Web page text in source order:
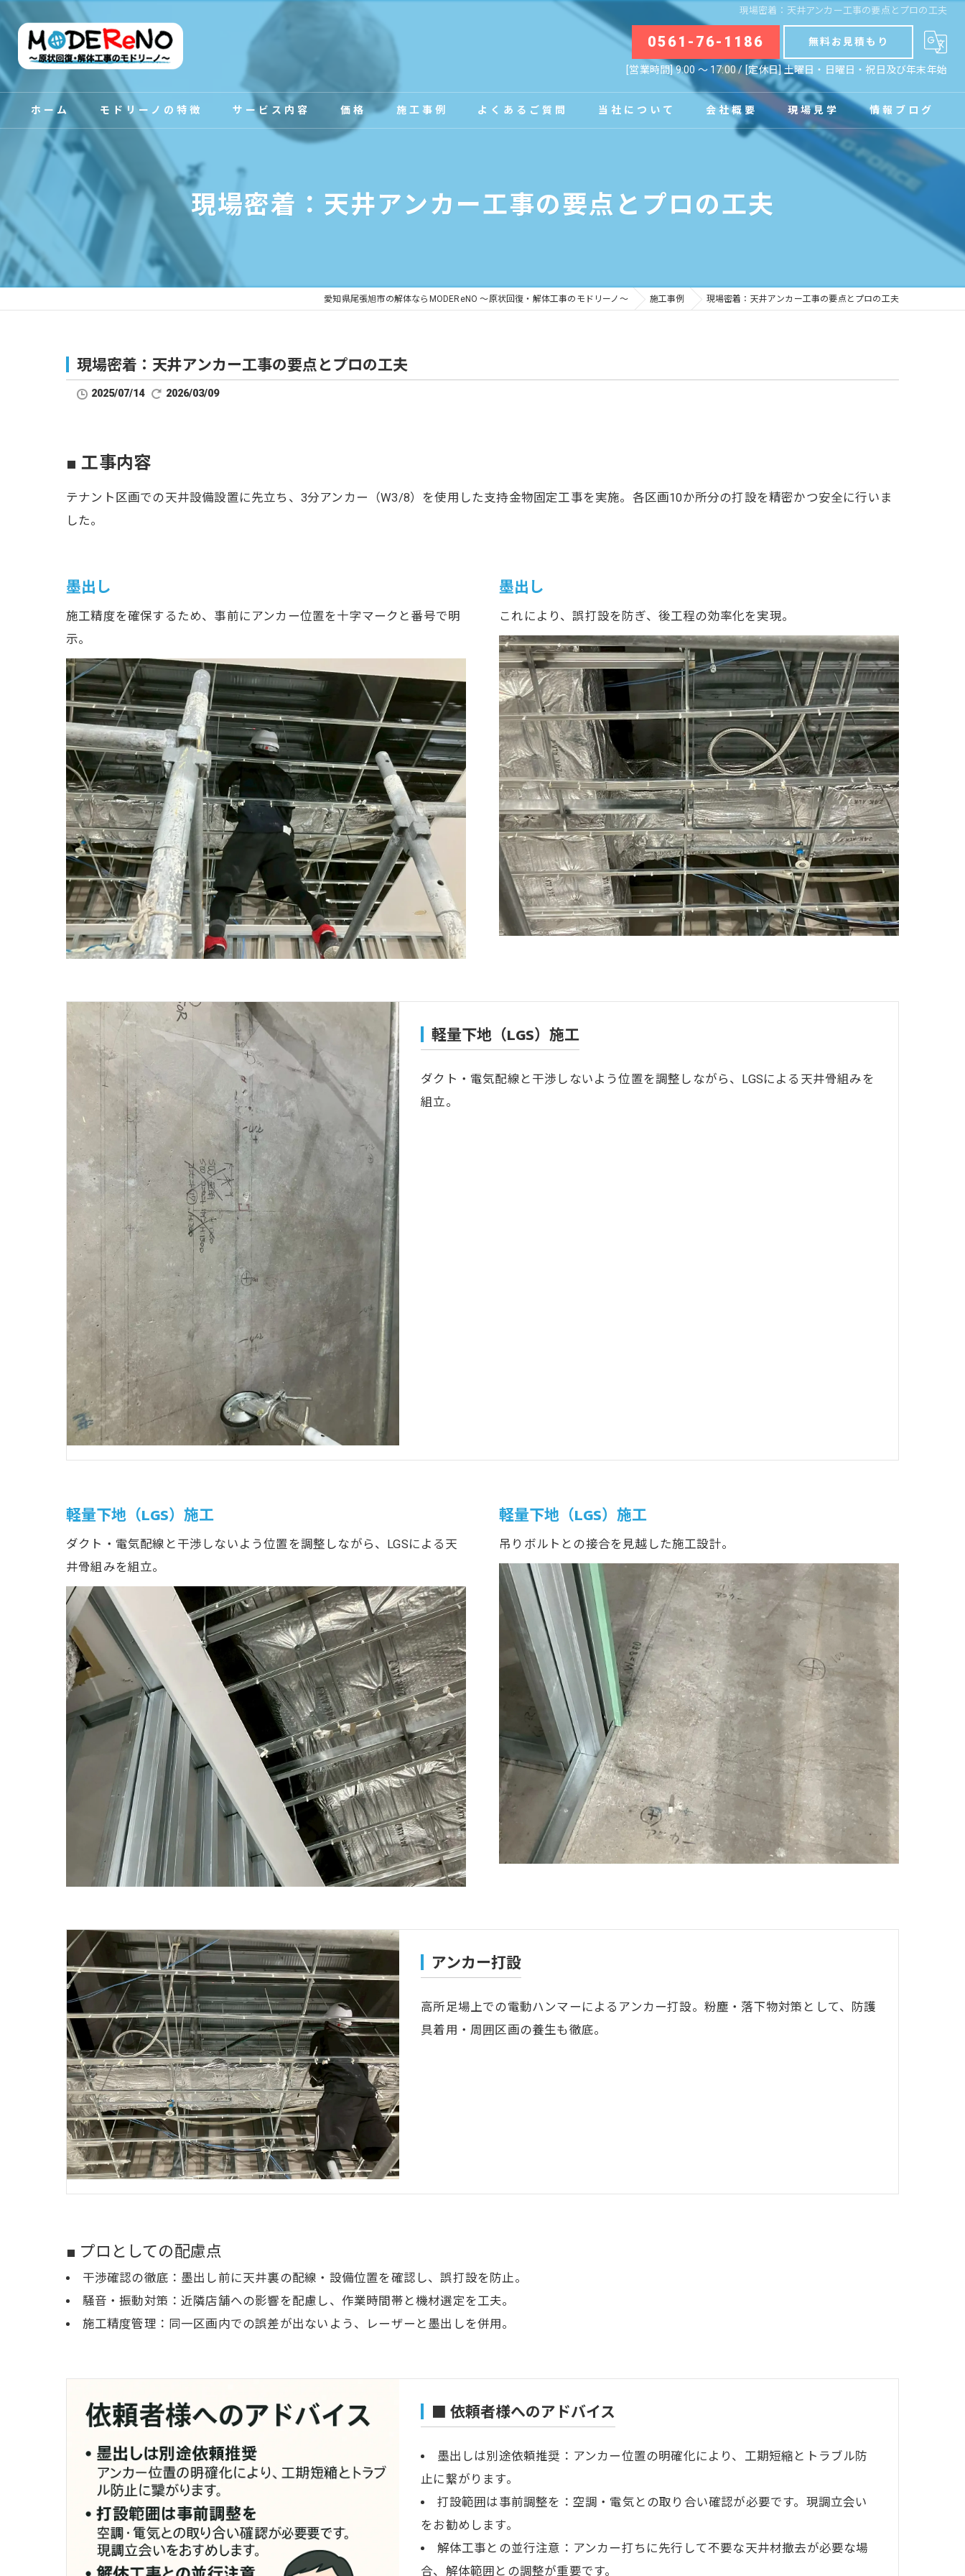
現場密着：天井アンカー工事の要点とプロの工夫
0561-76-1186 無料お見積もり
[営業時間] 9:00 〜 17:00 / [定休日] 土曜日・日曜日・祝日及び年末年始
ホーム モドリーノの特徴
スタッフ紹介
サービス内容 価格 施工事例 よくあるご質問 当社について
事務所
工場
会社概要 現場見学 情報ブログ
お知らせ
コラム
現場密着：天井アンカー工事の要点とプロの工夫
愛知県尾張旭市の解体ならMODEReNO ～原状回復・解体工事のモドリーノ～ 施工事例 現場密着：天井アンカー工事の要点とプロの工夫
現場密着：天井アンカー工事の要点とプロの工夫
2025/07/14 2026/03/09
■ 工事内容
テナント区画での天井設備設置に先立ち、3分アンカー（W3/8）を使用した支持金物固定工事を実施。各区画10か所分の打設を精密かつ安全に行いま
した。
墨出し
施工精度を確保するため、事前にアンカー位置を十字マークと番号で明
示。
墨出し
これにより、誤打設を防ぎ、後工程の効率化を実現。
軽量下地（LGS）施工
ダクト・電気配線と干渉しないよう位置を調整しながら、LGSによる天井骨組みを
組立。
軽量下地（LGS）施工
ダクト・電気配線と干渉しないよう位置を調整しながら、LGSによる天
井骨組みを組立。
軽量下地（LGS）施工
吊りボルトとの接合を見越した施工設計。
アンカー打設
高所足場上での電動ハンマーによるアンカー打設。粉塵・落下物対策として、防護
具着用・周囲区画の養生も徹底。
■ プロとしての配慮点
干渉確認の徹底：墨出し前に天井裏の配線・設備位置を確認し、誤打設を防止。
騒音・振動対策：近隣店舗への影響を配慮し、作業時間帯と機材選定を工夫。
施工精度管理：同一区画内での誤差が出ないよう、レーザーと墨出しを併用。
■ 依頼者様へのアドバイス
墨出しは別途依頼推奨：アンカー位置の明確化により、工期短縮とトラブル防
止に繋がります。
打設範囲は事前調整を：空調・電気との取り合い確認が必要です。現調立会い
をお勧めします。
解体工事との並行注意：アンカー打ちに先行して不要な天井材撤去が必要な場
合、解体範囲との調整が重要です。